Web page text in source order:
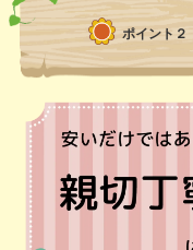
ポイント２